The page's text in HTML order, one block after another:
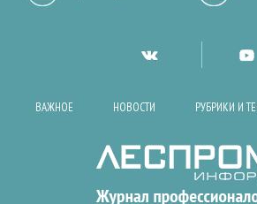
ВАЖНОЕ НОВОСТИ РУБРИКИ И